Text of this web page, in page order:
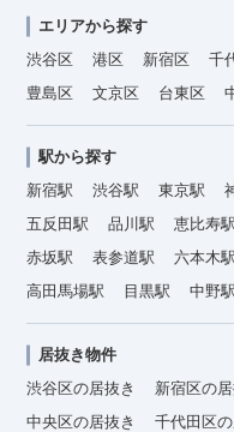
エリアから探す
渋谷区
港区 新宿区 千
豊島区
文京区 台東区
駅から探す
新宿駅
渋谷駅 東京駅
五反田駅
品川駅 恵比寿駅
赤坂駅
表参道駅 六本木駅
高田馬場駅
目黒駅 中野駅
居抜き物件
渋谷区の居抜き
新宿区の居
中央区の居抜き
千代田区